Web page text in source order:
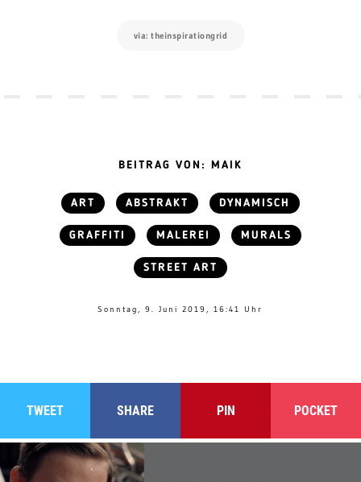
via: theinspirationgrid
BEITRAG VON: MAIK
ART ABSTRAKT DYNAMISCH
GRAFFITI MALEREI MURALS
STREET ART
Sonntag, 9. Juni 2019, 16:41 Uhr
TWEET SHARE PIN POCKET